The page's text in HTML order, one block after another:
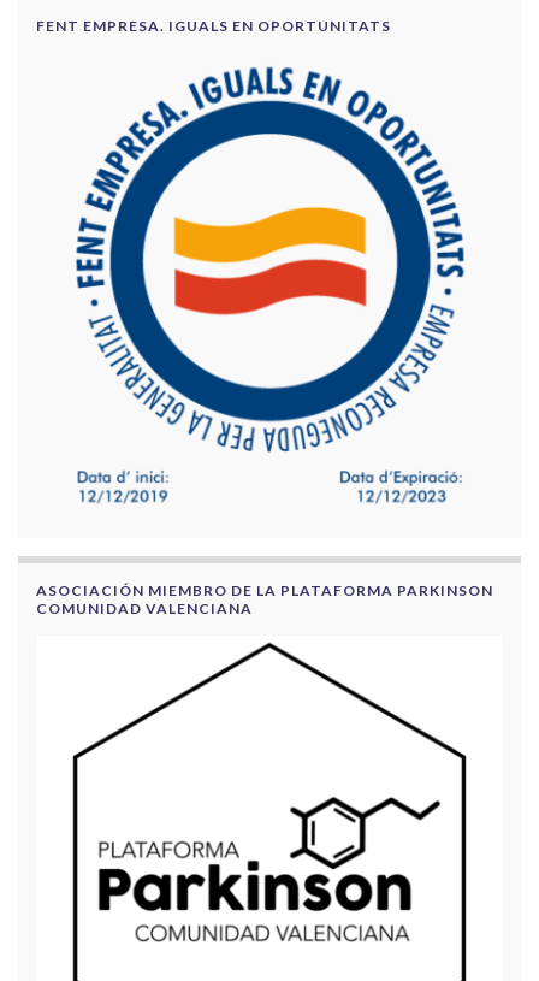
FENT EMPRESA. IGUALS EN OPORTUNITATS
ASOCIACIÓN MIEMBRO DE LA PLATAFORMA PARKINSON
COMUNIDAD VALENCIANA